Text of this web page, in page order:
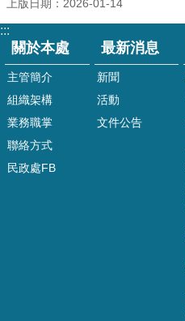
教
遶
境
活
動
特
色
上版日期：2026-01-14
:::
關於本處
主管簡介
組織架構
業務職掌
聯絡方式
民政處FB
最新消息
新聞
活動
文件公告